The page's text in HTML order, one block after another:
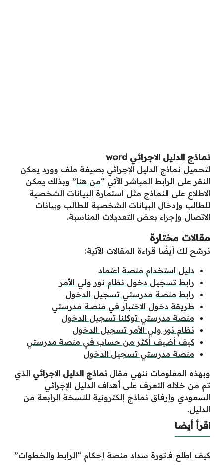
نماذج الدليل الاجرائي word
لتحميل نماذج الدليل الإجرائي بصيغة ملف وورد يمكن
النقر على الرابط المباشر الآتي “من هنا” وبذلك يمكن
الاطلاع على النماذج مثل استمارة البيانات الشخصية
للطالب وإدخال البيانات الشخصية للطالب وبيانات
الاتصال وإجراء بعض التعديلات المناسبة.
مقالات مختارة
نرشح لك أيضًا قراءة المقالات الآتية:
دليل استخدام منصة اعتماد
رابط تسجيل دخول نظام نور ولي الأمر
رابط منصة مدرستي تسجيل الدخول
طريقة دخول الاختبار في منصة مدرستي
منصة مدرستي توكلنا تسجيل الدخول
نظام نور ولي الأمر تسجيل الدخول
كيف أضيف أكثر من حساب في منصة مدرستي
منصة مدرستي تسجيل الدخول
وبهذه المعلومات ننهي مقال نماذج الدليل الاجرائي الذي
تم من خلاله التعرف على أهداف الدليل الإجرائي
السعودي وإرفاق نماذج إلكترونية للنسخة الرابعة من
الدليل.
اقرأ أيضا
كيف اطلع فاتورة سداد منصة إحكام “الرابط والخطوات”